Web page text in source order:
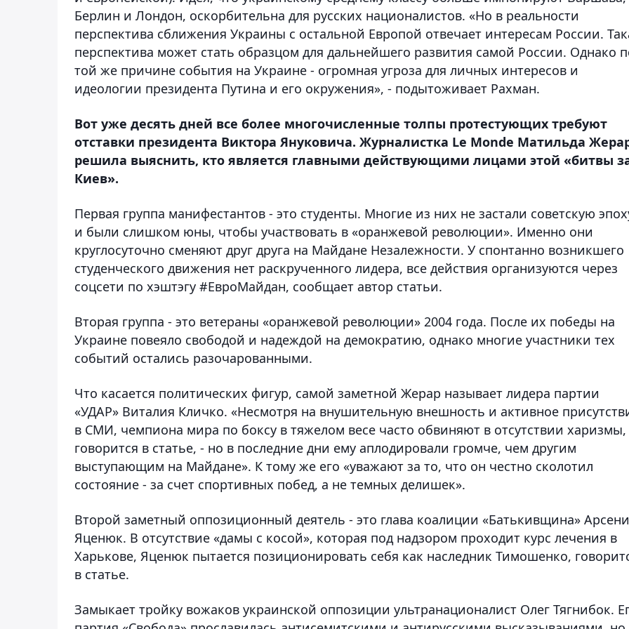
Берлин и Лондон, оскорбительна для русских националистов. «Но в реальности
перспектива сближения Украины с остальной Европой отвечает интересам России.
перспектива может стать образцом для дальнейшего развития самой России. Однако
той же причине события на Украине - огромная угроза для личных интересов и
идеологии президента Путина и его окружения», - подытоживает Рахман.
Вот уже десять дней все более многочисленные толпы протестующих требуют
отставки президента Виктора Януковича. Журналистка Le Monde Матильда
решила выяснить, кто является главными действующими лицами этой «битвы
Киев».
Первая группа манифестантов - это студенты. Многие из них не застали советскую
и были слишком юны, чтобы участвовать в «оранжевой революции». Именно они
круглосуточно сменяют друг друга на Майдане Незалежности. У спонтанно возникшего
студенческого движения нет раскрученного лидера, все действия организуются через
соцсети по хэштэгу #ЕвроМайдан, сообщает автор статьи.
Вторая группа - это ветераны «оранжевой революции» 2004 года. После их победы на
Украине повеяло свободой и надеждой на демократию, однако многие участники тех
событий остались разочарованными.
Что касается политических фигур, самой заметной Жерар называет лидера партии
«УДАР» Виталия Кличко. «Несмотря на внушительную внешность и активное
в СМИ, чемпиона мира по боксу в тяжелом весе часто обвиняют в отсутствии харизмы,
говорится в статье, - но в последние дни ему аплодировали громче, чем другим
выступающим на Майдане». К тому же его «уважают за то, что он честно сколотил
состояние - за счет спортивных побед, а не темных делишек».
Второй заметный оппозиционный деятель - это глава коалиции «Батькивщина»
Яценюк. В отсутствие «дамы с косой», которая под надзором проходит курс лечения в
Харькове, Яценюк пытается позиционировать себя как наследник Тимошенко,
в статье.
Замыкает тройку вожаков украинской оппозиции ультранационалист Олег Тягнибок.